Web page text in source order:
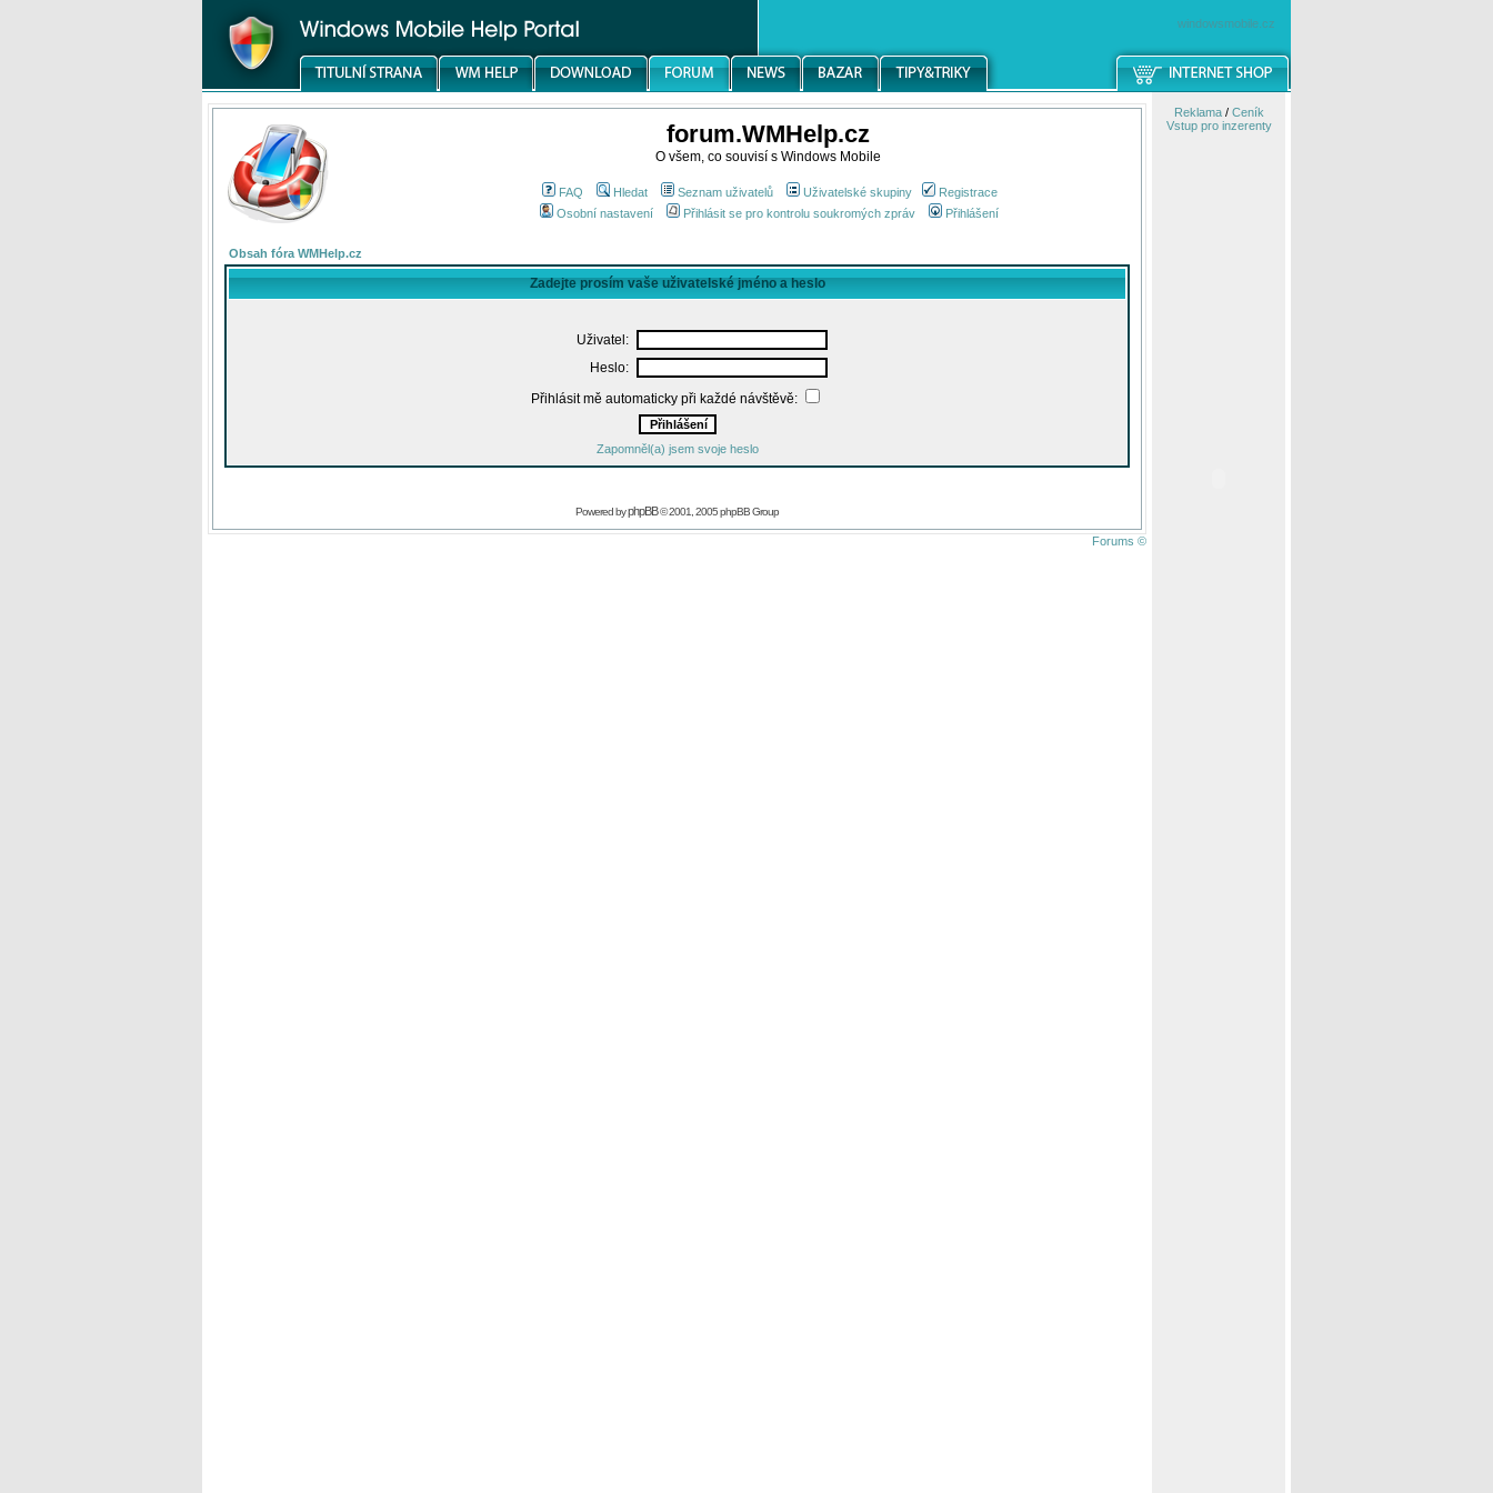
windowsmobile.cz
forum.WMHelp.cz
O všem, co souvisí s Windows Mobile
FAQ Hledat Seznam uživatelů Uživatelské skupiny
Registrace
Osobní nastavení
Přihlásit se pro kontrolu soukromých zpráv Přihlášení
Obsah fóra WMHelp.cz
Zadejte prosím vaše uživatelské jméno a heslo
Uživatel:
Heslo:
Přihlásit mě automaticky při každé návštěvě:
Zapomněl(a) jsem svoje heslo
Powered byphpBB© 2001, 2005 phpBB Group
Forums ©
Reklama/ Ceník
Vstup pro inzerenty